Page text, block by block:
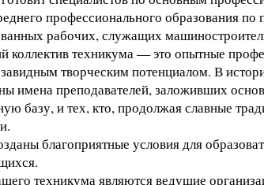
профессионального образования по
рабочих, служащих
коллектив техникума — это опытные
творческим потенциалом. В
имена преподавателей, заложивших
базу, и тех, кто, продолжая славные
благоприятные условия для
техникума являются ведущие